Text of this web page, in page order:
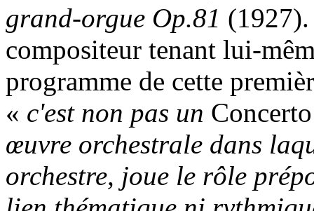
grand-orgue Op.81
compositeur tenant lui-
programme de cette
« c'est non pas un
œuvre orchestrale dans
orchestre, joue le rôle